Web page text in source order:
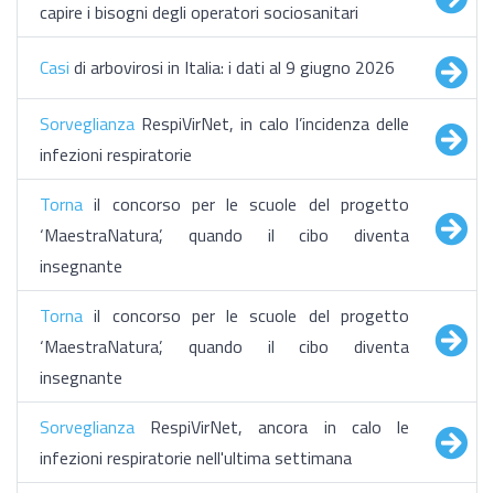
capire i bisogni degli operatori sociosanitari
Casi di arbovirosi in Italia: i dati al 9 giugno 2026
Sorveglianza RespiVirNet, in calo l’incidenza delle
infezioni respiratorie
Torna il concorso per le scuole del progetto
‘MaestraNatura’, quando il cibo diventa
insegnante
Torna il concorso per le scuole del progetto
‘MaestraNatura’, quando il cibo diventa
insegnante
Sorveglianza RespiVirNet, ancora in calo le
infezioni respiratorie nell'ultima settimana